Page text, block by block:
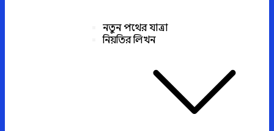
নতুন পথের যাত্রা
নিয়তির লিখন